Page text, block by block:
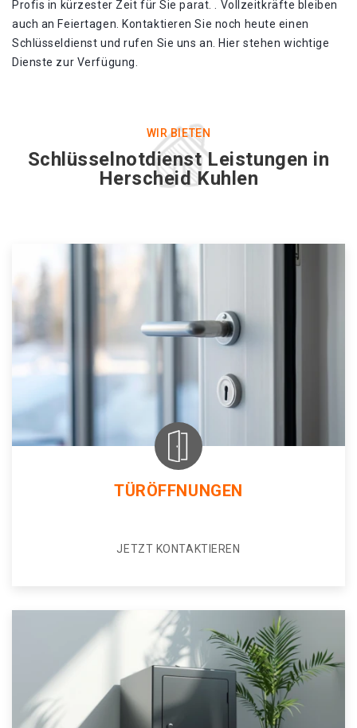
Profis in kürzester Zeit für Sie parat. . Vollzeitkräfte bleiben
auch an Feiertagen. Kontaktieren Sie noch heute einen
Schlüsseldienst und rufen Sie uns an. Hier stehen wichtige
Dienste zur Verfügung.
WIR BIETEN
Schlüsselnotdienst Leistungen in
Herscheid Kuhlen
TÜRÖFFNUNGEN
JETZT KONTAKTIEREN